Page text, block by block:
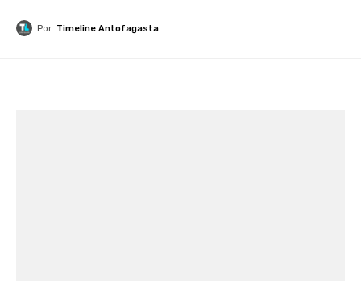
Por Timeline Antofagasta